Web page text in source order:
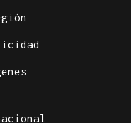
gran reto del